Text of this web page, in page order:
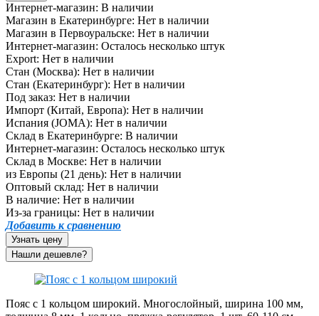
Интернет-магазин: В наличии
Магазин в Екатеринбурге: Нет в наличии
Магазин в Первоуральске: Нет в наличии
Интернет-магазин: Осталось несколько штук
Export: Нет в наличии
Стан (Москва): Нет в наличии
Стан (Екатеринбург): Нет в наличии
Под заказ: Нет в наличии
Импорт (Китай, Европа): Нет в наличии
Испания (JOMA): Нет в наличии
Склад в Екатеринбурге: В наличии
Интернет-магазин: Осталось несколько штук
Склад в Москве: Нет в наличии
из Европы (21 день): Нет в наличии
Оптовый склад: Нет в наличии
В наличие: Нет в наличии
Из-за границы: Нет в наличии
Добавить к сравнению
Узнать цену
Пояс с 1 кольцом широкий. Многослойный, ширина 100 мм,